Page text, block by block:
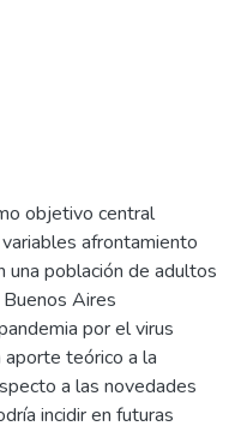
objetivo central
afrontamiento
población de adultos
Aires
por el virus
teórico a la
a las novedades
incidir en futuras